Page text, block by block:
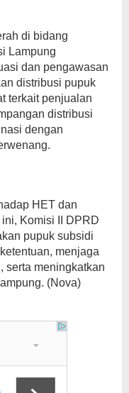
di bidang
Lampung
dan pengawasan
distribusi pupuk
terkait penjualan
distribusi
dengan
HET dan
Komisi II DPRD
pupuk subsidi
menjaga
serta meningkatkan
(Nova)